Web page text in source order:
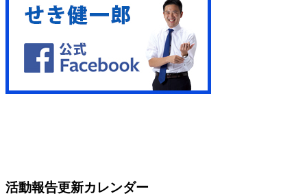
活動報告更新カレンダー